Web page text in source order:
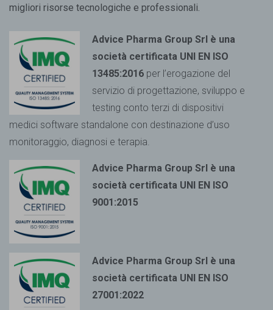
migliori risorse tecnologiche e professionali.
Advice Pharma Group Srl è una
società certificata UNI EN ISO
13485:2016 per l’erogazione del
servizio di progettazione, sviluppo e
testing conto terzi di dispositivi
medici software standalone con destinazione d’uso
monitoraggio, diagnosi e terapia.
Advice Pharma Group Srl è una
società certificata UNI EN ISO
9001:2015
Advice Pharma Group Srl è una
società certificata UNI EN ISO
27001:2022